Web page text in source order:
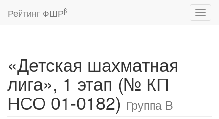
Рейтинг ФШРβ
«Детская шахматная
лига», 1 этап (№ КП
НСО 01-0182) Группа B